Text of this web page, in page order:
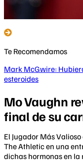
Te Recomendamos
Mark McGwire:
esteroides
Mo Vaughn
final de su
El Jugador Más
The Athletic en una
dichas hormonas en